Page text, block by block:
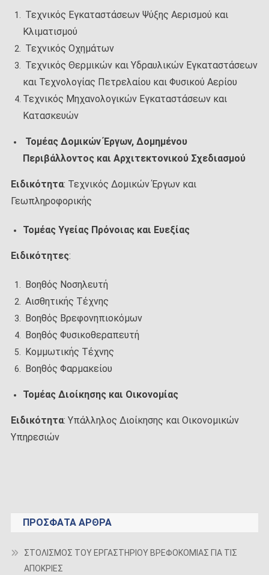
Τεχνικός Εγκαταστάσεων Ψύξης Αερισμού και
Κλιματισμού
Τεχνικός Οχημάτων
Τεχνικός Θερμικών και Υδραυλικών Εγκαταστάσεων
και Τεχνολογίας Πετρελαίου και Φυσικού Αερίου
Τεχνικός Μηχανολογικών Εγκαταστάσεων και
Κατασκευών
Τομέας Δομικών Έργων, Δομημένου
Περιβάλλοντος και Αρχιτεκτονικού Σχεδιασμού
Ειδικότητα: Τεχνικός Δομικών Έργων και
Γεωπληροφορικής
Τομέας Υγείας Πρόνοιας και Ευεξίας
Ειδικότητες:
Βοηθός Νοσηλευτή
Αισθητικής Τέχνης
Βοηθός Βρεφονηπιοκόμων
Βοηθός Φυσικοθεραπευτή
Κομμωτικής Τέχνης
Βοηθός Φαρμακείου
Τομέας Διοίκησης και Οικονομίας
Ειδικότητα: Υπάλληλος Διοίκησης και Οικονομικών
Υπηρεσιών
ΠΡΌΣΦΑΤΑ ΆΡΘΡΑ
ΣΤΟΛΙΣΜΟΣ ΤΟΥ ΕΡΓΑΣΤΗΡΙΟΥ ΒΡΕΦΟΚΟΜΙΑΣ ΓΙΑ ΤΙΣ
ΑΠΟΚΡΙΕΣ